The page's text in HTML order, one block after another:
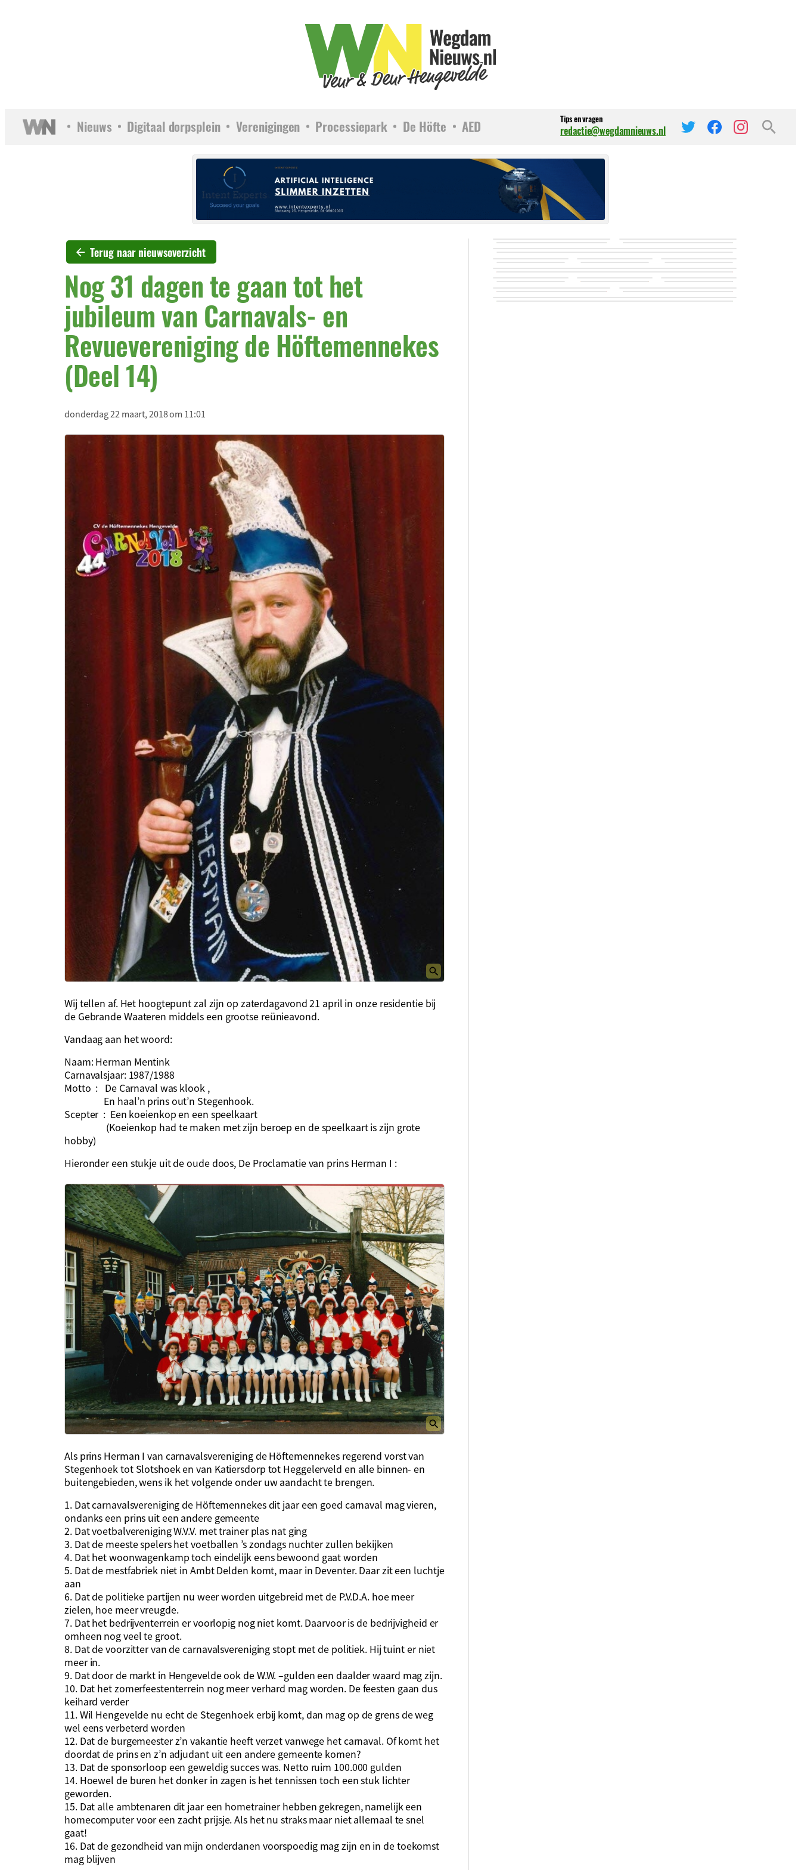
Nieuws Digitaal dorpsplein Verenigingen Processiepark De Höfte AED Tips en vragen
redactie@wegdamnieuws.nl
Terug naar nieuwsoverzicht
Nog 31 dagen te gaan tot het
jubileum van Carnavals- en
Revuevereniging de Höftemennekes
(Deel 14)
donderdag 22 maart, 2018 om 11:01
Wij tellen af. Het hoogtepunt zal zijn op zaterdagavond 21 april in onze residentie bij
de Gebrande Waateren middels een grootse reünieavond.
Vandaag aan het woord:
Naam: Herman Mentink
Carnavalsjaar: 1987/1988
Motto : De Carnaval was klook ,
En haal’n prins out’n Stegenhook.
Scepter : Een koeienkop en een speelkaart
(Koeienkop had te maken met zijn beroep en de speelkaart is zijn grote
hobby)
Hieronder een stukje uit de oude doos, De Proclamatie van prins Herman I :
Als prins Herman I van carnavalsvereniging de Höftemennekes regerend vorst van
Stegenhoek tot Slotshoek en van Katiersdorp tot Heggelerveld en alle binnen- en
buitengebieden, wens ik het volgende onder uw aandacht te brengen.
1. Dat carnavalsvereniging de Höftemennekes dit jaar een goed carnaval mag vieren,
ondanks een prins uit een andere gemeente
2. Dat voetbalvereniging W.V.V. met trainer plas nat ging
3. Dat de meeste spelers het voetballen ’s zondags nuchter zullen bekijken
4. Dat het woonwagenkamp toch eindelijk eens bewoond gaat worden
5. Dat de mestfabriek niet in Ambt Delden komt, maar in Deventer. Daar zit een luchtje
aan
6. Dat de politieke partijen nu weer worden uitgebreid met de P.V.D.A. hoe meer
zielen, hoe meer vreugde.
7. Dat het bedrijventerrein er voorlopig nog niet komt. Daarvoor is de bedrijvigheid er
omheen nog veel te groot.
8. Dat de voorzitter van de carnavalsvereniging stopt met de politiek. Hij tuint er niet
meer in.
9. Dat door de markt in Hengevelde ook de W.W. –gulden een daalder waard mag zijn.
10. Dat het zomerfeestenterrein nog meer verhard mag worden. De feesten gaan dus
keihard verder
11. Wil Hengevelde nu echt de Stegenhoek erbij komt, dan mag op de grens de weg
wel eens verbeterd worden
12. Dat de burgemeester z’n vakantie heeft verzet vanwege het carnaval. Of komt het
doordat de prins en z’n adjudant uit een andere gemeente komen?
13. Dat de sponsorloop een geweldig succes was. Netto ruim 100.000 gulden
14. Hoewel de buren het donker in zagen is het tennissen toch een stuk lichter
geworden.
15. Dat alle ambtenaren dit jaar een hometrainer hebben gekregen, namelijk een
homecomputer voor een zacht prijsje. Als het nu straks maar niet allemaal te snel
gaat!
16. Dat de gezondheid van mijn onderdanen voorspoedig mag zijn en in de toekomst
mag blijven